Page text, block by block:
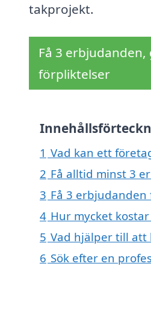
takprojekt.
Få 3
förpliktelser
1 Vad kan ett
2 Få alltid minst 3
3 Få 3
4 Hur mycket
5 Vad hjälper till att
6 Sök efter en